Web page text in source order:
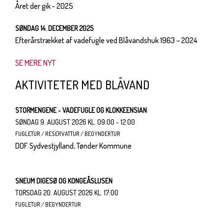
Året der gik - 2025
SØNDAG 14. DECEMBER 2025
Efterårstrækket af vadefugle ved Blåvandshuk 1963 – 2024
SE MERE NYT
AKTIVITETER MED BLÅVAND
STORMENGENE - VADEFUGLE OG KLOKKEENSIAN
SØNDAG 9. AUGUST 2026 KL. 09:00 - 12:00
FUGLETUR / RESERVATTUR / BEGYNDERTUR
DOF Sydvestjylland, Tønder Kommune
SNEUM DIGESØ OG KONGEÅSLUSEN
TORSDAG 20. AUGUST 2026 KL. 17:00
FUGLETUR / BEGYNDERTUR